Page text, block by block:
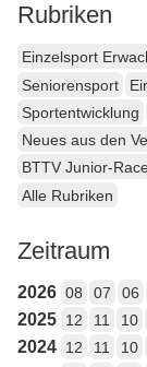
Rubriken
Einzelsport
Seniorensport
Sportentwicklung
Neues aus den
BTTV Junior-Race
Alle Rubriken
Zeitraum
2026 08 07 06
2025 12 11 10
2024 12 11 10